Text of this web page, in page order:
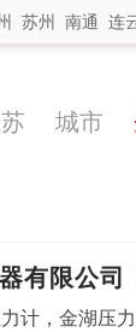
苏州 南通 连
城市
有限公司
计，金湖压